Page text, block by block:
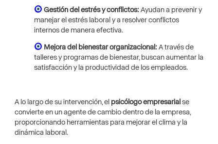
Gestión del estrés y conflictos: Ayudan a prevenir y
manejar el estrés laboral y a resolver conflictos
internos de manera efectiva.
Mejora del bienestar organizacional: A través de
talleres y programas de bienestar, buscan aumentar la
satisfacción y la productividad de los empleados.
A lo largo de su intervención, el psicólogo empresarial se
convierte en un agente de cambio dentro de la empresa,
proporcionando herramientas para mejorar el clima y la
dinámica laboral.